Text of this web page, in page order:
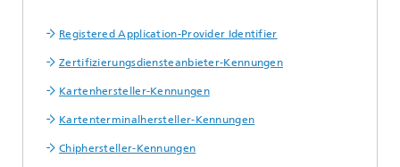
Registered Application-Provider Identifier
Zertifizierungsdiensteanbieter-Kennungen
Kartenhersteller-Kennungen
Kartenterminalhersteller-Kennungen
Chiphersteller-Kennungen